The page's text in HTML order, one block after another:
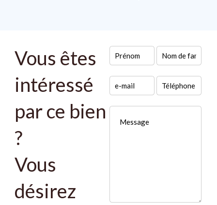
Vous êtes
intéressé
par ce bien
?
Vous
désirez